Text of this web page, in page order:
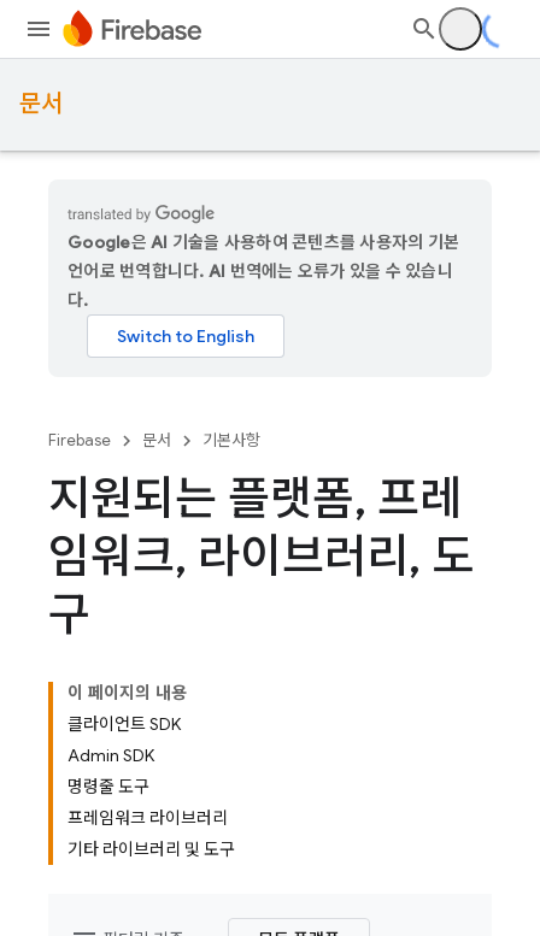
문서
Google은 AI 기술을 사용하여 콘텐츠를 사용자의 기본
언어로 번역합니다. AI 번역에는 오류가 있을 수 있습니
다.
Firebase 문서 기본사항
지원되는 플랫폼, 프레
임워크, 라이브러리 , 도
구
이 페이지의 내용
클라이언트 SDK
Admin SDK
명령줄 도구
프레임워크 라이브러리
기타 라이브러리 및 도구